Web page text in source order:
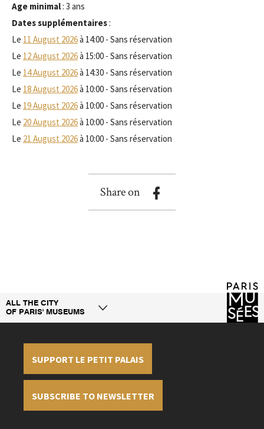
Age minimal : 3 ans
Dates supplémentaires :
Le 11 August 2026à 14:00 - Sans réservation
Le 12 August 2026à 15:00 - Sans réservation
Le 14 August 2026à 14:30 - Sans réservation
Le 18 August 2026à 10:00 - Sans réservation
Le 19 August 2026à 10:00 - Sans réservation
Le 20 August 2026à 10:00 - Sans réservation
Le 21 August 2026à 10:00 - Sans réservation
Share on
ALL THE CITY
OF PARIS' MUSEUMS
SUPPORT LE PETIT PALAIS
SUBSCRIBE TO NEWSLETTER